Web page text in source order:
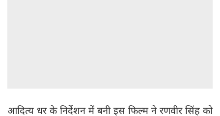
आदित्य धर के निर्देशन में बनी इस फिल्म ने रणवीर सिंह को